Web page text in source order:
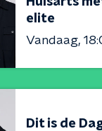
elite
Vandaag
Dit is de